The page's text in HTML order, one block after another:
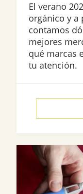
El verano
orgánico y a
contamos
mejores
qué marcas
tu atención.